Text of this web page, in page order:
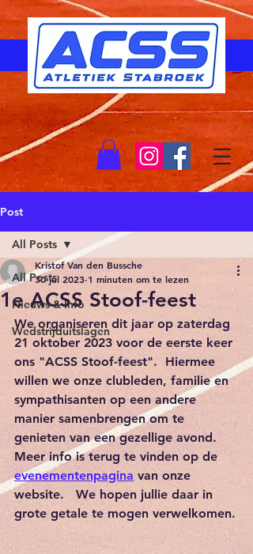
Post
All Posts
Nieuws & Info
Wedstrijduitslagen
All Posts
1e ACSS Stoof-feest
Kristof Van den Bussche
30 jul 2023 1 minuten om te lezen
We organiseren dit jaar op zaterdag
21 oktober 2023 voor de eerste keer
ons "ACSS Stoof-feest".  Hiermee
willen we onze clubleden, familie en
sympathisanten op een andere
manier samenbrengen om te
genieten van een gezellige avond.
Meer info is terug te vinden op de
evenementenpagina van onze
website.   We hopen jullie daar in
grote getale te mogen verwelkomen.